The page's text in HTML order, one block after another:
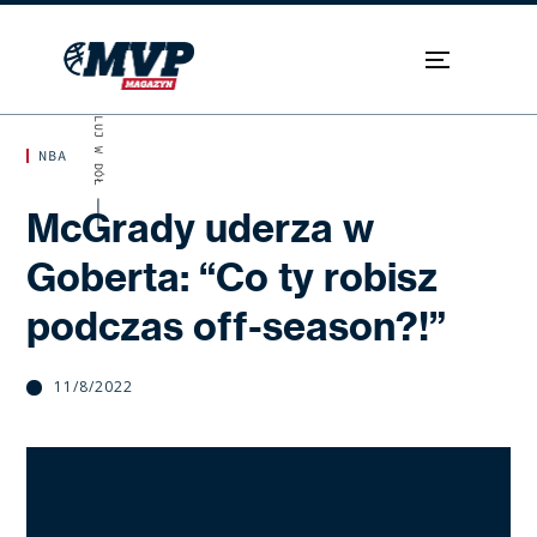
NBA
McGrady uderza w
Goberta: “Co ty robisz
podczas off-season?!”
11/8/2022
SKROLUJ W DÓŁ